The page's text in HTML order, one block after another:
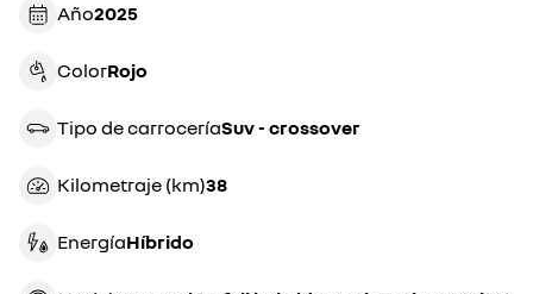
Año 2025
Color rojo
Tipo de carrocería suv - crossover
Kilometraje (km) 38
Energía híbrido